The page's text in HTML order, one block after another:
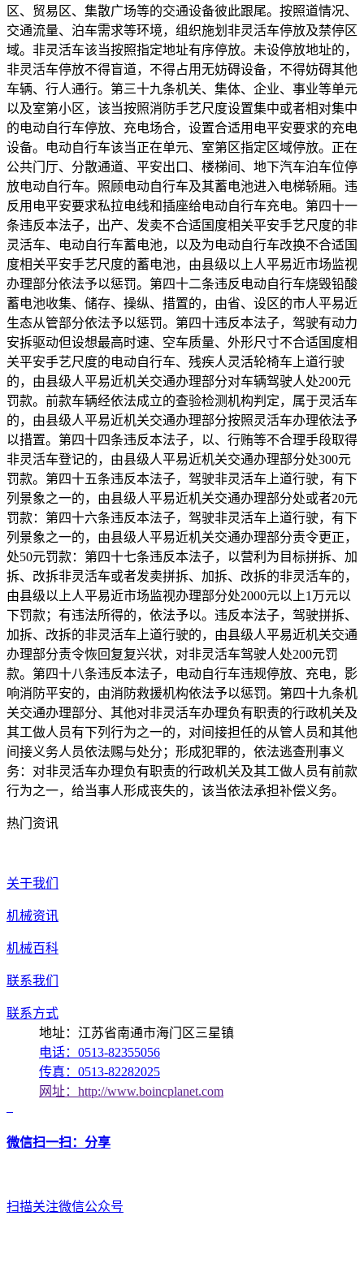
区、贸易区、集散广场等的交通设备彼此跟尾。按照道情况、
交通流量、泊车需求等环境，组织施划非灵活车停放及禁停区
域。非灵活车该当按照指定地址有序停放。未设停放地址的，
非灵活车停放不得盲道，不得占用无妨碍设备，不得妨碍其他
车辆、行人通行。第三十九条机关、集体、企业、事业等单元
以及室第小区，该当按照消防手艺尺度设置集中或者相对集中
的电动自行车停放、充电场合，设置合适用电平安要求的充电
设备。电动自行车该当正在单元、室第区指定区域停放。正在
公共门厅、分散通道、平安出口、楼梯间、地下汽车泊车位停
放电动自行车。照顾电动自行车及其蓄电池进入电梯轿厢。违
反用电平安要求私拉电线和插座给电动自行车充电。第四十一
条违反本法子，出产、发卖不合适国度相关平安手艺尺度的非
灵活车、电动自行车蓄电池，以及为电动自行车改换不合适国
度相关平安手艺尺度的蓄电池，由县级以上人平易近市场监视
办理部分依法予以惩罚。第四十二条违反电动自行车烧毁铅酸
蓄电池收集、储存、操纵、措置的，由省、设区的市人平易近
生态从管部分依法予以惩罚。第四十违反本法子，驾驶有动力
安拆驱动但设想最高时速、空车质量、外形尺寸不合适国度相
关平安手艺尺度的电动自行车、残疾人灵活轮椅车上道行驶
的，由县级人平易近机关交通办理部分对车辆驾驶人处200元
罚款。前款车辆经依法成立的查验检测机构判定，属于灵活车
的，由县级人平易近机关交通办理部分按照灵活车办理依法予
以措置。第四十四条违反本法子，以、行贿等不合理手段取得
非灵活车登记的，由县级人平易近机关交通办理部分处300元
罚款。第四十五条违反本法子，驾驶非灵活车上道行驶，有下
列景象之一的，由县级人平易近机关交通办理部分处或者20元
罚款：第四十六条违反本法子，驾驶非灵活车上道行驶，有下
列景象之一的，由县级人平易近机关交通办理部分责令更正，
处50元罚款：第四十七条违反本法子，以营利为目标拼拆、加
拆、改拆非灵活车或者发卖拼拆、加拆、改拆的非灵活车的，
由县级以上人平易近市场监视办理部分处2000元以上1万元以
下罚款；有违法所得的，依法予以。违反本法子，驾驶拼拆、
加拆、改拆的非灵活车上道行驶的，由县级人平易近机关交通
办理部分责令恢回复复兴状，对非灵活车驾驶人处200元罚
款。第四十八条违反本法子，电动自行车违规停放、充电，影
响消防平安的，由消防救援机构依法予以惩罚。第四十九条机
关交通办理部分、其他对非灵活车办理负有职责的行政机关及
其工做人员有下列行为之一的，对间接担任的从管人员和其他
间接义务人员依法赐与处分；形成犯罪的，依法逃查刑事义
务：对非灵活车办理负有职责的行政机关及其工做人员有前款
行为之一，给当事人形成丧失的，该当依法承担补偿义务。
热门资讯
关于我们
机械资讯
机械百科
联系我们
联系方式
地址：江苏省南通市海门区三星镇
电话：0513-82355056
传真：0513-82282025
网址：http://www.boincplanet.com
微信扫一扫：分享
扫描关注微信公众号